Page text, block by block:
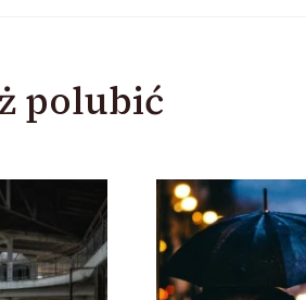
polubić